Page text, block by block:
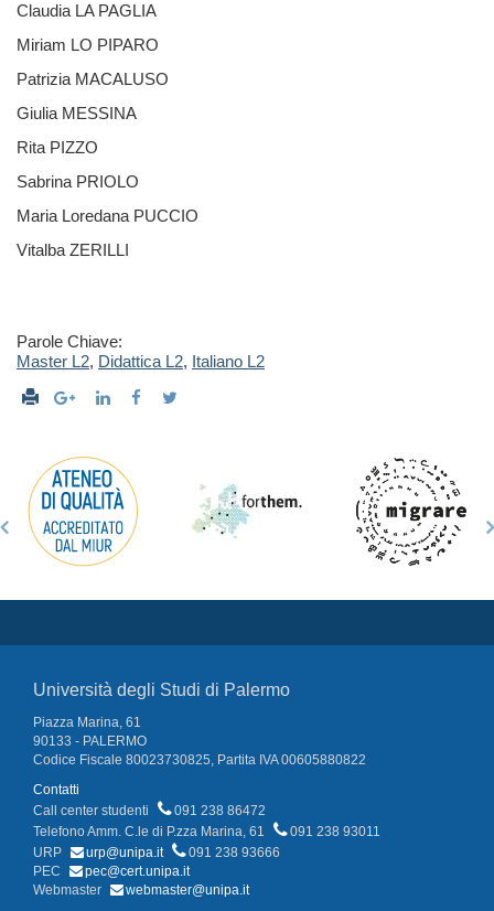
Claudia LA PAGLIA
Miriam LO PIPARO
Patrizia MACALUSO
Giulia MESSINA
Rita PIZZO
Sabrina PRIOLO
Maria Loredana PUCCIO
Vitalba ZERILLI
Parole Chiave:
Master L2, Didattica L2, Italiano L2
Università degli Studi di Palermo
Piazza Marina, 61
90133 - PALERMO
Codice Fiscale 80023730825, Partita IVA 00605880822
Contatti
Call center studenti
091 238 86472
Telefono Amm. C.le di P.zza Marina, 61
091 238 93011
URP
urp@unipa.it
091 238 93666
PEC
pec@cert.unipa.it
Webmaster
webmaster@unipa.it